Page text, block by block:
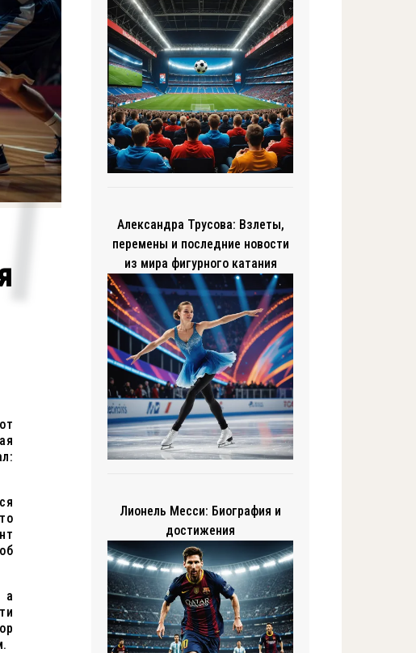
а
Александра Трусова: Взлеты,
перемены и последние новости
из мира фигурного катания
Лионель Месси: Биография и
достижения